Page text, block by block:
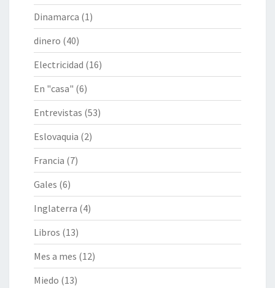
Dinamarca (1)
dinero (40)
Electricidad (16)
En "casa" (6)
Entrevistas (53)
Eslovaquia (2)
Francia (7)
Gales (6)
Inglaterra (4)
Libros (13)
Mes a mes (12)
Miedo (13)